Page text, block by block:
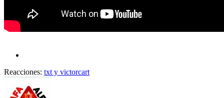
Reacciones: txt y victorcart